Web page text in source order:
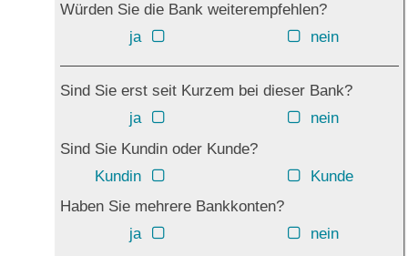
Würden Sie die Bank weiterempfehlen?
ja
nein
Sind Sie erst seit Kurzem bei dieser Bank?
ja
nein
Sind Sie Kundin oder Kunde?
Kundin
Kunde
Haben Sie mehrere Bankkonten?
ja
nein